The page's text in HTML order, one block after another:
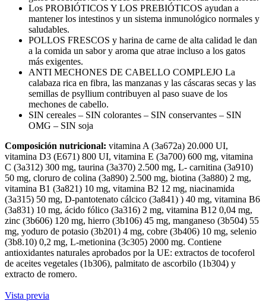
Los PROBIÓTICOS Y LOS PREBIÓTICOS ayudan a
mantener los intestinos y un sistema inmunológico normales y
saludables.
POLLOS FRESCOS y harina de carne de alta calidad le dan
a la comida un sabor y aroma que atrae incluso a los gatos
más exigentes.
ANTI MECHONES DE CABELLO COMPLEJO La
calabaza rica en fibra, las manzanas y las cáscaras secas y las
semillas de psyllium contribuyen al paso suave de los
mechones de cabello.
SIN cereales – SIN colorantes – SIN conservantes – SIN
OMG – SIN soja
Composición nutricional: vitamina A (3a672a) 20.000 UI,
vitamina D3 (E671) 800 UI, vitamina E (3a700) 600 mg, vitamina
C (3a312) 300 mg, taurina (3a370) 2.500 mg, L- carnitina (3a910)
50 mg, cloruro de colina (3a890) 2.500 mg, biotina (3a880) 2 mg,
vitamina B1 (3a821) 10 mg, vitamina B2 12 mg, niacinamida
(3a315) 50 mg, D-pantotenato cálcico (3a841) ) 40 mg, vitamina B6
(3a831) 10 mg, ácido fólico (3a316) 2 mg, vitamina B12 0,04 mg,
zinc (3b606) 120 mg, hierro (3b106) 45 mg, manganeso (3b504) 55
mg, yoduro de potasio (3b201) 4 mg, cobre (3b406) 10 mg, selenio
(3b8.10) 0,2 mg, L-metionina (3c305) 2000 mg. Contiene
antioxidantes naturales aprobados por la UE: extractos de tocoferol
de aceites vegetales (1b306), palmitato de ascorbilo (1b304) y
extracto de romero.
Vista previa